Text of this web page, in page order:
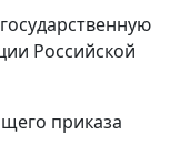
Российской
приказа